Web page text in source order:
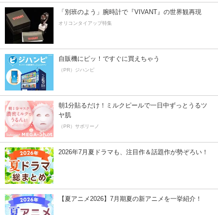
「別班のよう」腕時計で『VIVANT』の世界観再現
オリコンタイアップ特集
自販機にピッ！ですぐに買えちゃう
（PR）ジハンピ
朝1分貼るだけ！ミルクピールで一日中ずっとうるツ
ヤ肌
（PR）サボリーノ
2026年7月夏ドラマも、注目作＆話題作が勢ぞろい！
【夏アニメ2026】7月期夏の新アニメを一挙紹介！